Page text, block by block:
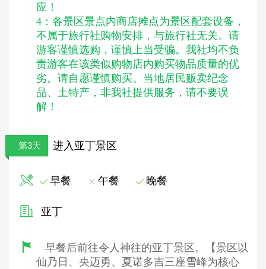
应！
4：各景区景点内商店摊点为景区配套设备，
不属于旅行社购物安排，与旅行社无关。请
游客谨慎选购，谨慎上当受骗。我社均不负
责游客在该类似购物店内购买物品质量的优
劣。请自愿谨慎购买。当地居民贩卖纪念
品、土特产，非我社提供服务，请不要误
解！
第3天 进入亚丁景区
早餐 午餐 晚餐
亚丁
早餐后前往令人神往的亚丁景区。【景区以
仙乃日、央迈勇、夏诺多吉三座雪峰为核心